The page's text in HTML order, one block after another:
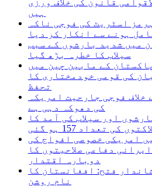
قانون کی خلاف ورزی
ہیں
اسٹریٹ کی فوجی ناکہ
ہونے سے انکار کر دیا
میں شدید بارشوں کے سبب
سیلاب کا خطرہ بڑھ گیا
کے مابین چین میں
کی قومی خودمختاری کا
تحفظ
فوجی جارحیت امریکہ
کی دھوکہ دہی ہے
اور سیلاب کی آمد کا
کی تعداد 157 ہو گئی
امریکی خصوصی افواج کی
دفاعی صلاحیتوں کا
دوبارہ اقتدار
فتح: افغانستان کا
نام روشن